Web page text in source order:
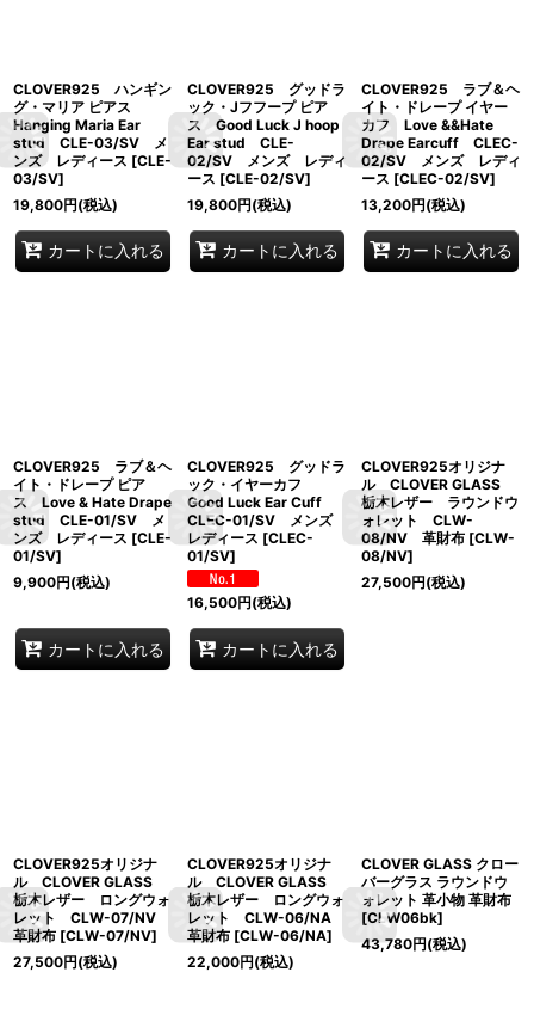
CLOVER925 ハンギン
グ・マリア ピアス
Hanging Maria Ear
stud CLE-03/SV メ
ンズ レディース [CLE-
03/SV]
19,800円(税込)
カートに入れる
CLOVER925 グッドラ
ック・Jフフープ ピア
ス Good Luck J hoop
Ear stud CLE-
02/SV メンズ レディ
ース [CLE-02/SV]
19,800円(税込)
カートに入れる
CLOVER925 ラブ＆ヘ
イト・ドレープ イヤー
カフ Love &&Hate
Drape Earcuff CLEC-
02/SV メンズ レディ
ース [CLEC-02/SV]
13,200円(税込)
カートに入れる
CLOVER925 ラブ＆ヘ
イト・ドレープ ピア
ス Love & Hate Drape
stud CLE-01/SV メ
ンズ レディース [CLE-
01/SV]
9,900円(税込)
カートに入れる
CLOVER925 グッドラ
ック・イヤーカフ
Good Luck Ear Cuff
CLEC-01/SV メンズ
レディース [CLEC-
01/SV]
16,500円(税込)
カートに入れる
CLOVER925オリジナ
ル CLOVER GLASS
栃木レザー ラウンドウ
ォレット CLW-
08/NV 革財布 [CLW-
08/NV]
27,500円(税込)
CLOVER925オリジナ
ル CLOVER GLASS
栃木レザー ロングウォ
レット CLW-07/NV
革財布 [CLW-07/NV]
27,500円(税込)
CLOVER925オリジナ
ル CLOVER GLASS
栃木レザー ロングウォ
レット CLW-06/NA
革財布 [CLW-06/NA]
22,000円(税込)
CLOVER GLASS クロー
バーグラス ラウンドウ
ォレット 革小物 革財布
[CLW06bk]
43,780円(税込)